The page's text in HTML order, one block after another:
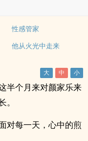
性感管家
他从火光中走来
半个月来对颜家乐来
对每一天，心中的煎